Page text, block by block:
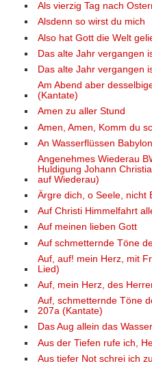
Als vierzig Tag nach
Alsdenn so wirst du mich
Also hat Gott die Welt
Das alte Jahr vergangen
Das alte Jahr vergangen
Am Abend aber
(Kantate)
Amen zu aller Stund
Amen, Amen, Komm du
An Wasserflüssen
Angenehmes Wiederau
Huldigung Johann
auf Wiederau)
Ärgre dich, o Seele, nicht
Auf Christi Himmelfahrt
Auf meinen lieben Gott
Auf schmetternde Töne
Auf, auf! mein Herz, mit
Lied)
Auf, mein Herz, des
Auf, schmetternde Töne
207a (Kantate)
Das Aug allein das
Aus der Tiefen rufe ich,
Aus tiefer Not schrei ich